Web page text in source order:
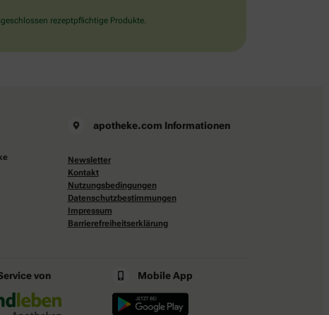
rezeptpflichtige Produkte.
apotheke.com Informationen
Newsletter
Kontakt
Nutzungsbedingungen
Datenschutzbestimmungen
Impressum
Barrierefreiheitserklärung
von Mobile App